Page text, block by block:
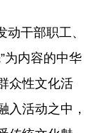
干部职工、
为内容的中华
众性文化活
入活动之中，